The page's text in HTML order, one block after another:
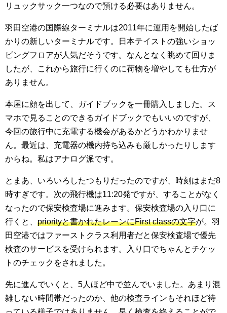
リュックサック一つなので預ける必要はありません。
羽田空港の国際線ターミナルは2011年に運用を開始したば
かりの新しいターミナルです。日本テイストの強いショッ
ピングフロアが人気だそうです。なんとなく眺めて回りま
したが、これから旅行に行くのに荷物を増やしても仕方が
ありません。
本屋に顔を出して、ガイドブックを一冊購入しました。ス
マホで見ることのできるガイドブックでもいいのですが、
今回の旅行中に充電する機会があるかどうかわかりませ
ん。最近は、充電器の機内持ち込みも厳しかったりします
からね。私はアナログ派です。
とまあ、いろいろしたつもりだったのですが、時刻はまだ8
時すぎです。次の飛行機は11:20発ですが、することがなく
なったので保安検査場に進みます。保安検査場の入り口に
行くと、 priorityと書かれたレーンにFirst classの文字が。羽
田空港ではファーストクラス利用者だと保安検査場で優先
検査のサービスを受けられます。入り口でちゃんとチケッ
トのチェックをされました。
先に進んでいくと、5人ほど中で並んでいました。あまり混
雑しない時間帯だったのか、他の検査ラインもそれほど待